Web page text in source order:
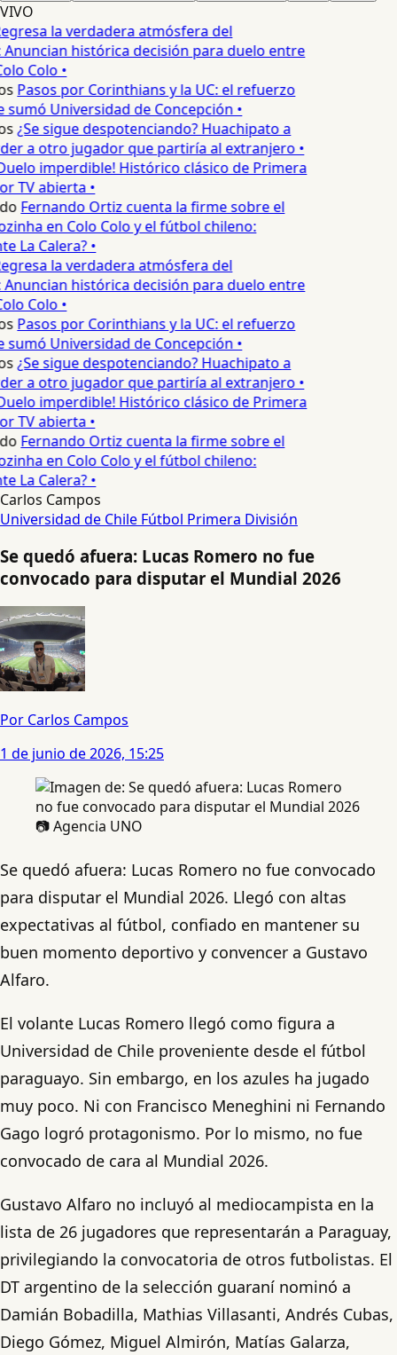
VIVO
la verdadera atmósfera del
histórica decisión para duelo entre
Colo •
Pasos por Corinthians y la UC: el refuerzo
Universidad de Concepción •
¿Se sigue despotenciando? Huachipato a
a otro jugador que partiría al extranjero •
imperdible! Histórico clásico de Primera
TV abierta •
Fernando Ortiz cuenta la firme sobre el
en Colo Colo y el fútbol chileno:
La Calera? •
la verdadera atmósfera del
histórica decisión para duelo entre
Colo •
Pasos por Corinthians y la UC: el refuerzo
Universidad de Concepción •
¿Se sigue despotenciando? Huachipato a
a otro jugador que partiría al extranjero •
imperdible! Histórico clásico de Primera
TV abierta •
Fernando Ortiz cuenta la firme sobre el
en Colo Colo y el fútbol chileno:
La Calera? •
Carlos Campos
Universidad de Chile Fútbol Primera División
Se quedó afuera: Lucas Romero no fue
convocado para disputar el Mundial 2026
Por Carlos Campos
1 de junio de 2026, 15:25
📷 Agencia UNO
Se quedó afuera: Lucas Romero no fue convocado
para disputar el Mundial 2026. Llegó con altas
expectativas al fútbol, confiado en mantener su
buen momento deportivo y convencer a Gustavo
Alfaro.
El volante Lucas Romero llegó como figura a
Universidad de Chile proveniente desde el fútbol
paraguayo. Sin embargo, en los azules ha jugado
muy poco. Ni con Francisco Meneghini ni Fernando
Gago logró protagonismo. Por lo mismo, no fue
convocado de cara al Mundial 2026.
Gustavo Alfaro no incluyó al mediocampista en la
lista de 26 jugadores que representarán a Paraguay,
privilegiando la convocatoria de otros futbolistas. El
DT argentino de la selección guaraní nominó a
Damián Bobadilla, Mathias Villasanti, Andrés Cubas,
Diego Gómez, Miguel Almirón, Matías Galarza,